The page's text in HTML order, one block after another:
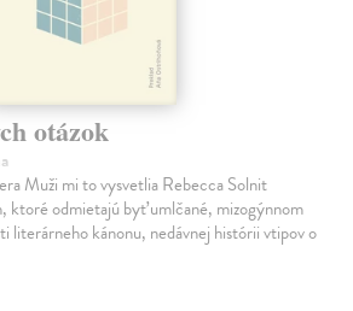
otázok
Muži mi to vysvetlia Rebecca Solnit
ktoré odmietajú byť umlčané, mizogýnnom
literárneho kánonu, nedávnej histórii vtipov o